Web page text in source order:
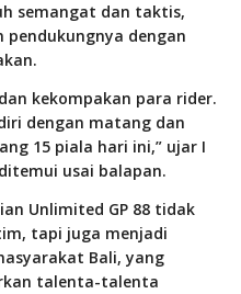
semangat dan taktis,
dengan
kekompakan para rider.
dengan matang dan
15 piala hari ini,” ujar I
usai balapan.
Unlimited GP 88 tidak
tapi juga menjadi
Bali, yang
talenta-talenta